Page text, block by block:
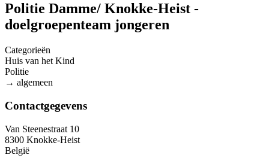
Politie Damme/ Knokke-Heist -
doelgroepenteam jongeren
Categorieën
Huis van het Kind
Politie
→ algemeen
Contactgegevens
Van Steenestraat 10
8300 Knokke-Heist
België